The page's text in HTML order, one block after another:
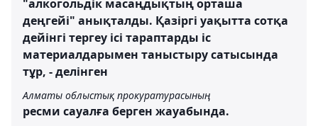
"алкогольдік масаңдықтың орташа
деңгейі" анықталды. Қазіргі уақытта сотқа
дейінгі тергеу ісі тараптарды іс
материалдарымен таныстыру сатысында
тұр, - делінген
Алматы облыстық прокуратурасының
ресми сауалға берген жауабында.